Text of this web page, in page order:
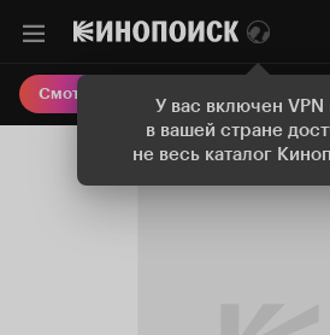
У вас включен VPN
в вашей стране
не весь каталог
Смотреть кино Онлайн-